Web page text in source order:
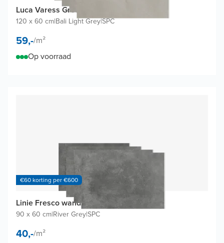
Luca Varess Groovy wandtegels (4 tegels)
120 x 60 cm|Bali Light Grey|SPC
59,-/m²
Op voorraad
€60 korting per €600
Linie Fresco wandtegels (4 tegels)
90 x 60 cm|River Grey|SPC
40,-/m²